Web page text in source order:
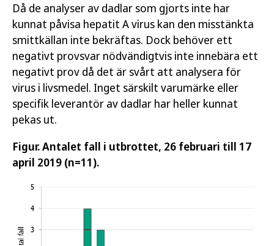
Då de analyser av dadlar som gjorts inte har
kunnat påvisa hepatit A virus kan den misstänkta
smittkällan inte bekräftas. Dock behöver ett
negativt provsvar nödvändigtvis inte innebära ett
negativt prov då det är svårt att analysera för
virus i livsmedel. Inget särskilt varumärke eller
specifik leverantör av dadlar har heller kunnat
pekas ut.
Figur. Antalet fall i utbrottet, 26 februari till 17
april 2019 (n=11).